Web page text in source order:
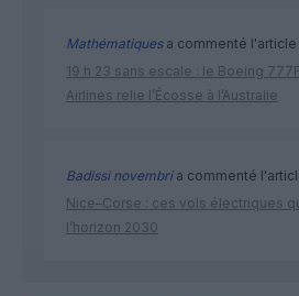
Mathématiquesa commenté l'article
19 h 23 sans escale : le Boeing
Airlines relie l’Écosse à l’Australie
Badissi novembria commenté
Nice–Corse : ces vols électriques
l’horizon 2030